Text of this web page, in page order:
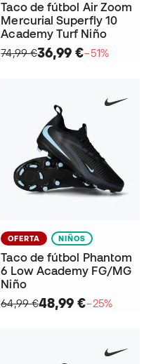
Taco de fútbol Air Zoom
Mercurial Superfly 10
Academy Turf Niño
74,99 €36,99 €−51%
OFERTA NIÑOS
Taco de fútbol Phantom
6 Low Academy FG/MG
Niño
64,99 €48,99 €−25%